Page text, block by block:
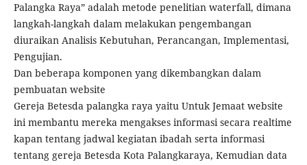
Palangka Raya” adalah metode penelitian waterfall, dimana
langkah-langkah dalam melakukan pengembangan
diuraikan Analisis Kebutuhan, Perancangan, Implementasi,
Pengujian.
Dan beberapa komponen yang dikembangkan dalam
pembuatan website
Gereja Betesda palangka raya yaitu Untuk Jemaat website
ini membantu mereka mengakses informasi secara realtime
kapan tentang jadwal kegiatan ibadah serta informasi
tentang gereja Betesda Kota Palangkaraya, Kemudian data